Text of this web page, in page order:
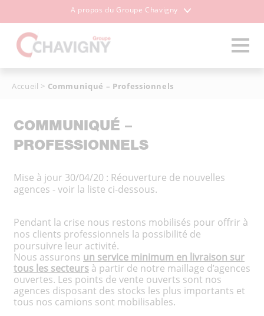
A propos du Groupe Chavigny
Accueil > Communiqué – Professionnels
COMMUNIQUÉ –
PROFESSIONNELS
Mise à jour 30/04/20 : Réouverture de nouvelles
agences - voir la liste ci-dessous.
Pendant la crise nous restons mobilisés pour offrir à
nos clients professionnels la possibilité de
poursuivre leur activité.
Nous assurons un service minimum en livraison sur
tous les secteurs à partir de notre maillage d’agences
ouvertes. Les points de vente ouverts sont nos
agences disposant des stocks les plus importants et
tous nos camions sont mobilisables.